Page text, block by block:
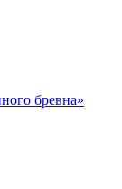
бревна»